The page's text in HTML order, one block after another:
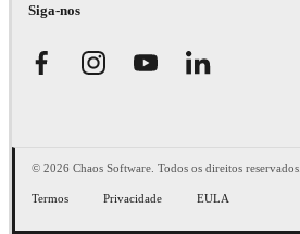
Siga-nos
© 2026 Chaos Software. Todos os direitos reservados.
Termos Privacidade EULA